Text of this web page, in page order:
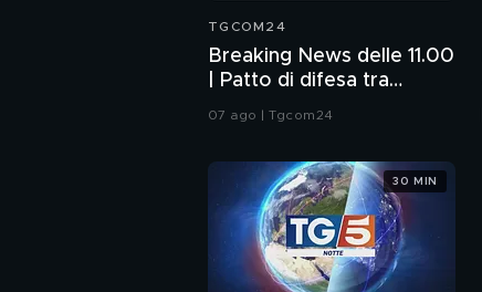
TGCOM24
Breaking News delle 11.00
| Patto di difesa tra
Ankara, Islamabad e Riad
07 ago | Tgcom24
30 MIN